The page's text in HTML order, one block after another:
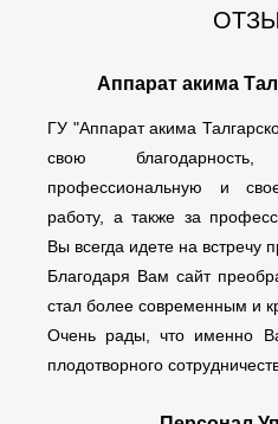
Аппарат акима
ГУ "Аппарат акима
свою
профессиональную и
работу, а также за
Вы всегда идете на встречу
Благодаря Вам сайт
стал более современным и
Очень рады, что именно
плодотворного